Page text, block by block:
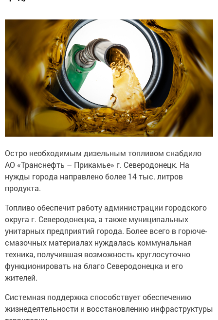
Остро необходимым дизельным топливом снабдило
АО «Транснефть – Прикамье» г. Северодонецк. На
нужды города направлено более 14 тыс. литров
продукта.
Топливо обеспечит работу администрации городского
округа г. Северодонецка, а также муниципальных
унитарных предприятий города. Более всего в горюче-
смазочных материалах нуждалась коммунальная
техника, получившая возможность круглосуточно
функционировать на благо Северодонецка и его
жителей.
Системная поддержка способствует обеспечению
жизнедеятельности и восстановлению инфраструктуры